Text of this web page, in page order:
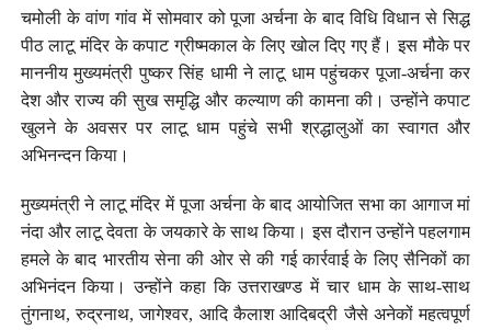
चमोली के वांण गांव में सोमवार को पूजा अर्चना के बाद विधि विधान से सिद्ध
पीठ लाटू मंदिर के कपाट ग्रीष्मकाल के लिए खोल दिए गए हैं। इस मौके पर
माननीय मुख्यमंत्री पुष्कर सिंह धामी ने लाटू धाम पहुंचकर पूजा-अर्चना कर
देश और राज्य की सुख समृद्धि और कल्याण की कामना की। उन्होंने कपाट
खुलने के अवसर पर लाटू धाम पहुंचे सभी श्रद्धालुओं का स्वागत और
अभिनन्दन किया।
मुख्यमंत्री ने लाटू मंदिर में पूजा अर्चना के बाद आयोजित सभा का आगाज मां
नंदा और लाटू देवता के जयकारे के साथ किया। इस दौरान उन्होंने पहलगाम
हमले के बाद भारतीय सेना की ओर से की गई कार्रवाई के लिए सैनिकों का
अभिनंदन किया। उन्होंने कहा कि उत्तराखण्ड में चार धाम के साथ-साथ
तुंगनाथ, रुद्रनाथ, जागेश्वर, आदि कैलाश आदिबद्री जैसे अनेकों महत्वपूर्ण